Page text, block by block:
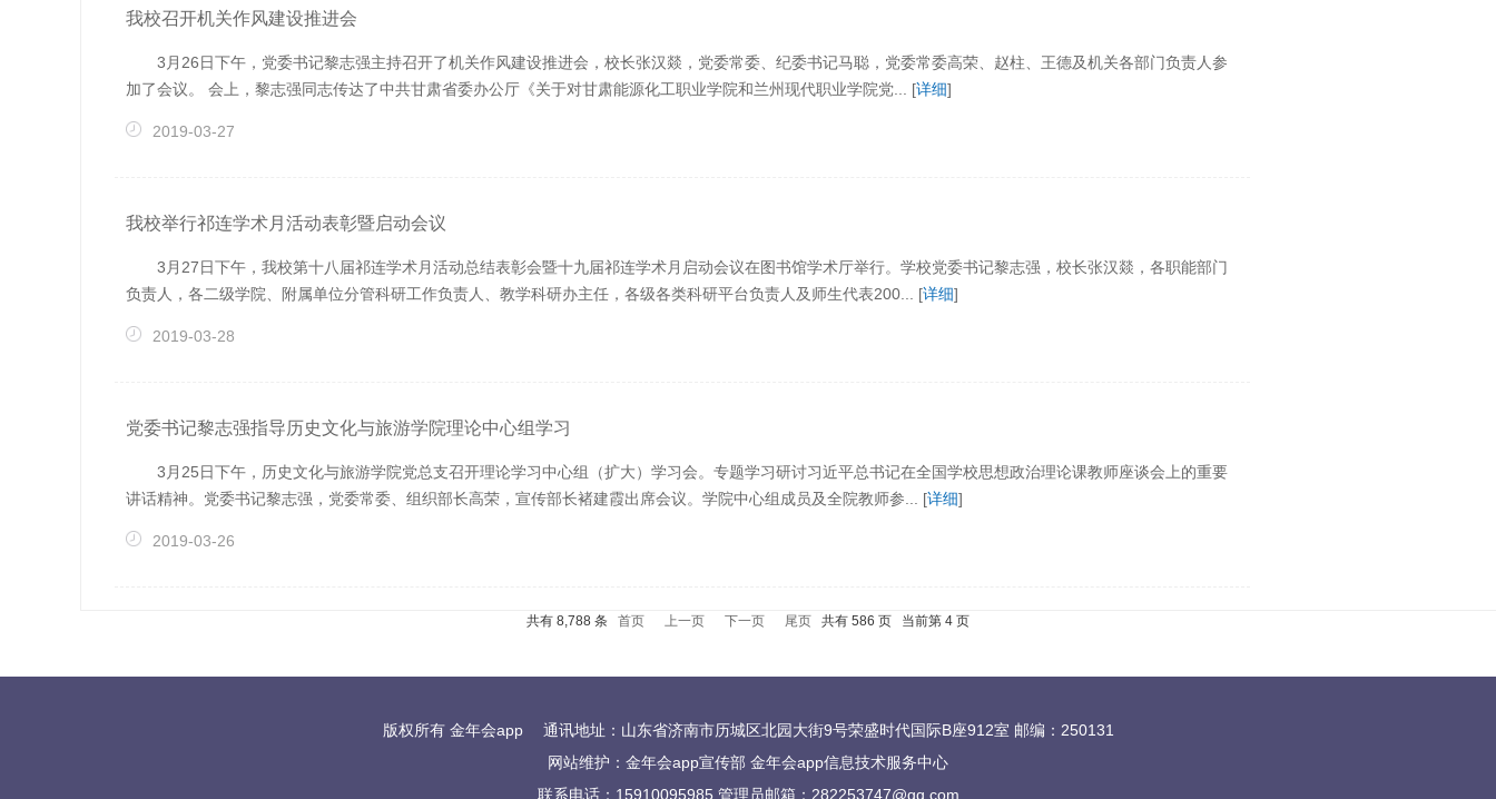
我校召开机关作风建设推进会
3月26日下午，党委书记黎志强主持召开了机关作风建设推进会，校长张汉燚，党委常委、纪委书记马聪，党委常委高荣、赵柱、王德及机关各部门负责人参
加了会议。 会上，黎志强同志传达了中共甘肃省委办公厅《关于对甘肃能源化工职业学院和兰州现代职业学院党... [详细]
2019-03-27
我校举行祁连学术月活动表彰暨启动会议
3月27日下午，我校第十八届祁连学术月活动总结表彰会暨十九届祁连学术月启动会议在图书馆学术厅举行。学校党委书记黎志强，校长张汉燚，各职能部门
负责人，各二级学院、附属单位分管科研工作负责人、教学科研办主任，各级各类科研平台负责人及师生代表200... [详细]
2019-03-28
党委书记黎志强指导历史文化与旅游学院理论中心组学习
3月25日下午，历史文化与旅游学院党总支召开理论学习中心组（扩大）学习会。专题学习研讨习近平总书记在全国学校思想政治理论课教师座谈会上的重要
讲话精神。党委书记黎志强，党委常委、组织部长高荣，宣传部长褚建霞出席会议。学院中心组成员及全院教师参... [详细]
2019-03-26
共有 8,788 条 首页 上一页 下一页 尾页 共有 586 页 当前第 4 页
版权所有 金年会app
通讯地址：山东省济南市历城区北园大街9号荣盛时代国际B座912室 邮编：250131
网站维护：金年会app宣传部 金年会app信息技术服务中心
联系电话：15910095985 管理员邮箱： 282253747@qq.com